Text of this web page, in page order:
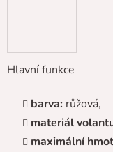
Hlavní funkce
barva: růžová,
materiál
maximální